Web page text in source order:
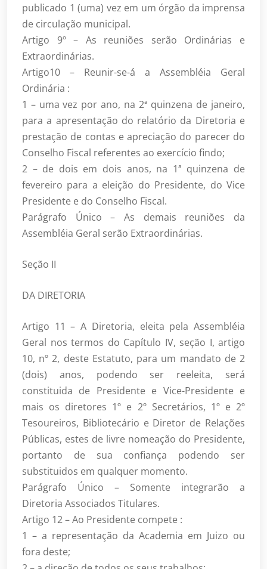
publicado 1 (uma) vez em um órgão da imprensa
de circulação municipal.
Artigo 9º – As reuniões serão Ordinárias e
Extraordinárias.
Artigo10 – Reunir-se-á a Assembléia Geral
Ordinária :
1 – uma vez por ano, na 2ª quinzena de janeiro,
para a apresentação do relatório da Diretoria e
prestação de contas e apreciação do parecer do
Conselho Fiscal referentes ao exercício findo;
2 – de dois em dois anos, na 1ª quinzena de
fevereiro para a eleição do Presidente, do Vice
Presidente e do Conselho Fiscal.
Parágrafo Único – As demais reuniões da
Assembléia Geral serão Extraordinárias.
Seção II
DA DIRETORIA
Artigo 11 – A Diretoria, eleita pela Assembléia
Geral nos termos do Capítulo IV, seção I, artigo
10, nº 2, deste Estatuto, para um mandato de 2
(dois) anos, podendo ser reeleita, será
constituida de Presidente e Vice-Presidente e
mais os diretores 1º e 2º Secretários, 1º e 2º
Tesoureiros, Bibliotecário e Diretor de Relações
Públicas, estes de livre nomeação do Presidente,
portanto de sua confiança podendo ser
substituidos em qualquer momento.
Parágrafo Único – Somente integrarão a
Diretoria Associados Titulares.
Artigo 12 – Ao Presidente compete :
1 – a representação da Academia em Juizo ou
fora deste;